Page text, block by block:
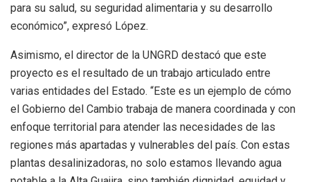
para su salud, su seguridad alimentaria y su desarrollo
económico”, expresó López.
Asimismo, el director de la UNGRD destacó que este
proyecto es el resultado de un trabajo articulado entre
varias entidades del Estado. “Este es un ejemplo de cómo
el Gobierno del Cambio trabaja de manera coordinada y con
enfoque territorial para atender las necesidades de las
regiones más apartadas y vulnerables del país. Con estas
plantas desalinizadoras, no solo estamos llevando agua